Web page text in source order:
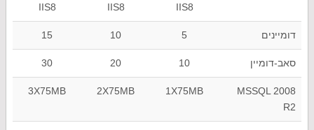
IIS8
IIS8
IIS8
דומיינים 5
10
15
סאב-דומיין 10
20
30
MSSQL 2008
R2
1X75MB
2X75MB
3X75MB